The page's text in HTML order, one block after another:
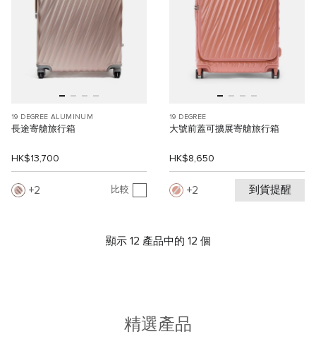
19 DEGREE ALUMINUM
長途寄艙旅行箱
HK$13,700
2 比較
19 DEGREE
大號前蓋可擴展寄艙旅行箱
HK$8,650
2 到貨提醒
顯示 12 產品中的 12 個
精選產品